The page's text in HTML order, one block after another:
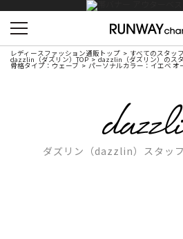
レディースファッション通販トップ すべてのスタッ
dazzlin（ダズリン）TOP dazzlin（ダズリン）のス
骨格タイプ：ウェーブ パーソナルカラー：イエベ オ
ダズリン（dazzlin）スタッフ